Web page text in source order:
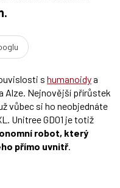
s humanoidya
Alze. Nejnovější přírůstek
vůbec si ho neobjednáte
Unitree GD01 je totiž
robot, který
přímo uvnitř.